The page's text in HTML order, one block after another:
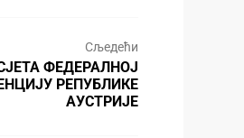
Сљедећи
ФЕДЕРАЛНОЈ
РЕПУБЛИКЕ
АУСТРИЈЕ